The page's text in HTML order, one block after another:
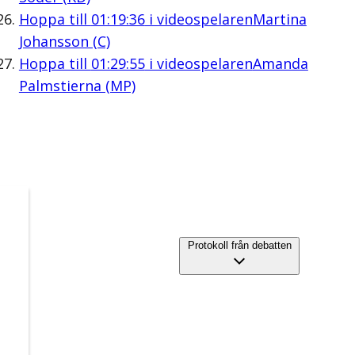
Hoppa till 01:19:36i videospelarenMartina
Johansson (C)
Hoppa till 01:29:55i videospelarenAmanda
Palmstierna (MP)
Protokoll från debatten